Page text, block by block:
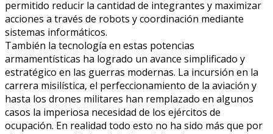
permitido reducir la cantidad de integrantes y maximizar
acciones a través de robots y coordinación mediante
sistemas informáticos.
También la tecnología en estas potencias
armamentísticas ha logrado un avance simplificado y
estratégico en las guerras modernas. La incursión en la
carrera misilística, el perfeccionamiento de la aviación y
hasta los drones militares han remplazado en algunos
casos la imperiosa necesidad de los ejércitos de
ocupación. En realidad todo esto no ha sido más que por